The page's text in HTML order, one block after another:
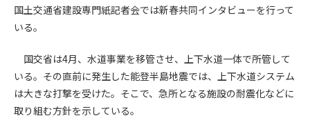
国土交通省建設専門紙記者会では新春共同インタビューを行って
いる。
国交省は4月、水道事業を移管させ、上下水道一体で所管して
いる。その直前に発生した能登半島地震では、上下水道システム
は大きな打撃を受けた。そこで、急所となる施設の耐震化などに
取り組む方針を示している。
(6) 管理者が承認していない営利を目的とした行為
(7) 公序良俗に反する行為
(9) その他、法律に反する行為
(10) 建設資料館から知り得た情報及びダウンロードした情報
を、営利を目的として第三者に転売し、または転売のため
に第三者に提供すること